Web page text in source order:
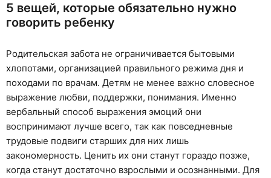
Власть
Экономика
Общество
Рассказать новость
5 вещей, которые обязательно нужно
говорить ребенку
Родительская забота не ограничивается бытовыми
хлопотами, организацией правильного режима дня и
походами по врачам. Детям не менее важно словесное
выражение любви, поддержки, понимания. Именно
вербальный способ выражения эмоций они
воспринимают лучше всего, так как повседневные
трудовые подвиги старших для них лишь
закономерность. Ценить их они станут гораздо позже,
когда станут достаточно взрослыми и осознанными. Для